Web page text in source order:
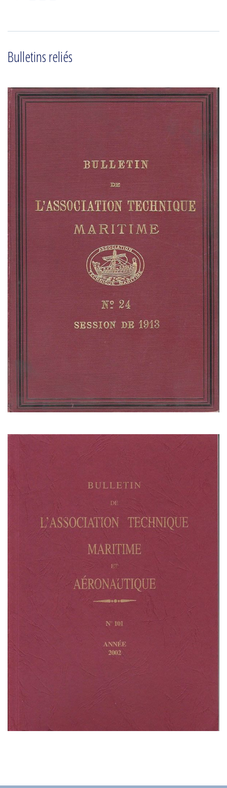
Bulletins reliés